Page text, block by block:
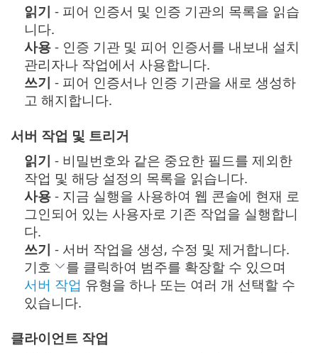
읽기 - 피어 인증서 및 인증 기관의 목록을 읽습
니다.
사용 - 인증 기관 및 피어 인증서를 내보내 설치
관리자나 작업에서 사용합니다.
쓰기 - 피어 인증서나 인증 기관을 새로 생성하
고 해지합니다.
서버 작업 및 트리거
읽기 - 비밀번호와 같은 중요한 필드를 제외한
작업 및 해당 설정의 목록을 읽습니다.
사용 - 지금 실행을 사용하여 웹 콘솔에 현재 로
그인되어 있는 사용자로 기존 작업을 실행합니
다.
쓰기 - 서버 작업을 생성, 수정 및 제거합니다.
기호
를 클릭하여 범주를 확장할 수 있으며
서버 작업 유형을 하나 또는 여러 개 선택할 수
있습니다.
클라이언트 작업